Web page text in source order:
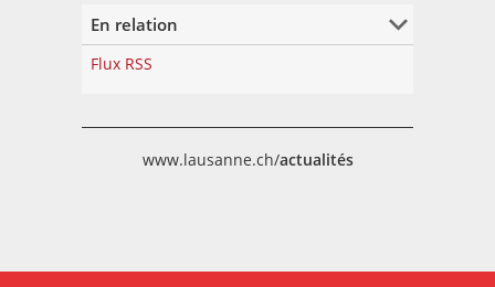
En relation
Horaires et conditions
Programme de législa...
En relation
Flux RSS
www.lausanne.ch/actualités